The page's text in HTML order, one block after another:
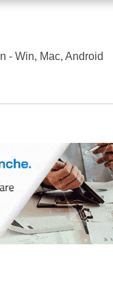
- Win, Mac, Android